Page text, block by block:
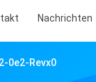
Nachrichten
0e2-Revx0